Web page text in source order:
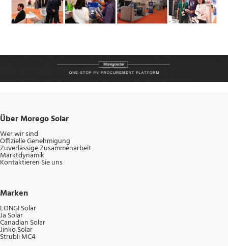
Über Morego Solar
Wer wir sind
Offizielle Genehmigung
Zuverlässige Zusammenarbeit
Marktdynamik
Kontaktieren Sie uns
Marken
LONGI Solar
Ja Solar
Canadian Solar
Jinko Solar
Strubli MC4